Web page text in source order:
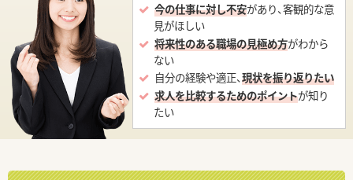
今の仕事に対し不安があり、客観的な意
見がほしい
将来性のある職場の見極め方がわから
ない
自分の経験や適正、現状を振り返りたい
求人を比較するためのポイントが知り
たい